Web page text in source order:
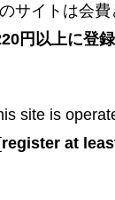
一段とX/
などの
の比較的小
る程度の話
ような露骨
サイトは会
円以上に登録
site is
register at